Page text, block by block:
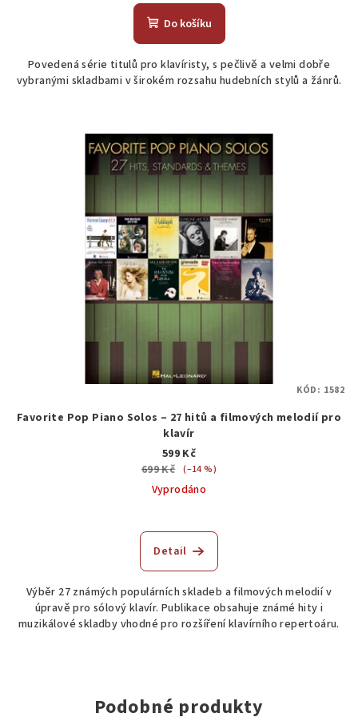
hodnocení
produktu
z
5
Do košíku
Povedená série titulů pro klavíristy, s pečlivě a velmi dobře
vybranými skladbami v širokém rozsahu hudebních stylů a žánrů.
Favorite Pop Piano Solos – 27 hitů a filmových melodií pro
klavír
599 Kč
699 Kč (–14 %)
Vyprodáno
Detail
Výběr 27 známých populárních skladeb a filmových melodií v
úpravě pro sólový klavír. Publikace obsahuje známé hity i
muzikálové skladby vhodné pro rozšíření klavírního repertoáru.
KÓD: 1582
Podobné produkty